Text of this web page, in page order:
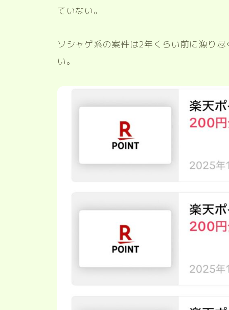
ていない。
ソシャゲ系の案件は2年くらい前に漁り
い。